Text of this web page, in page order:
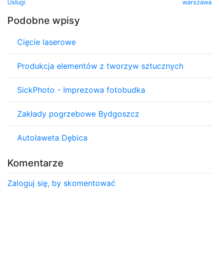
Usługi
warszawa
Podobne wpisy
Cięcie laserowe
Produkcja elementów z tworzyw sztucznych
SickPhoto - Imprezowa fotobudka
Zakłady pogrzebowe Bydgoszcz
Autolaweta Dębica
Komentarze
Zaloguj się, by skomentować